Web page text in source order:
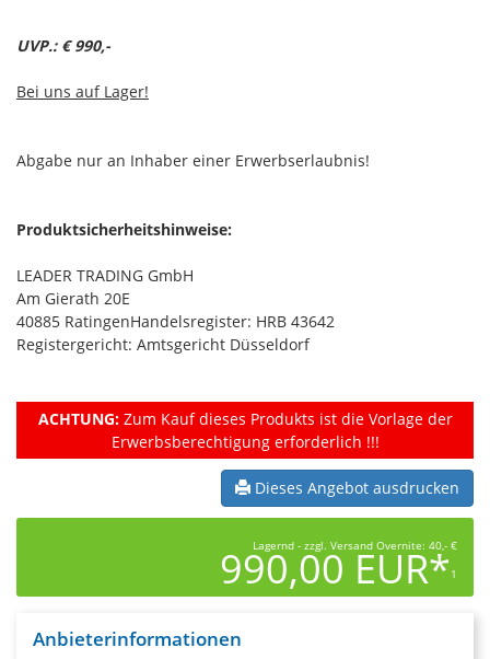
UVP.: € 990,-
Bei uns auf Lager!
Abgabe nur an Inhaber einer Erwerbserlaubnis!
Produktsicherheitshinweise:
LEADER TRADING GmbH
Am Gierath 20E
40885 RatingenHandelsregister: HRB 43642
Registergericht: Amtsgericht Düsseldorf
ACHTUNG:Zum Kauf dieses Produkts ist die Vorlage der
Erwerbsberechtigung erforderlich !!!
Dieses Angebot ausdrucken
Lagernd - zzgl. Versand Overnite: 40,- €
990,00 EUR*1
Anbieterinformationen